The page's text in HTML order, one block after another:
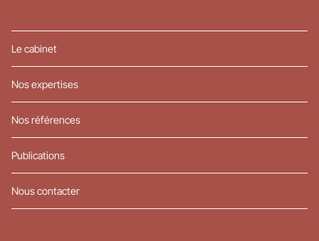
Le cabinet
Nos expertises
Nos références
Publications
Nous contacter